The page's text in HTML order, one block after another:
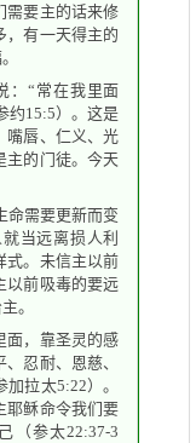
需要主的话来修
，有一天得主的
：“常在我里面
约15:5）。这是
嘴唇、仁义、光
主的门徒。今天
命需要更新而变
当远离损人利
式。未信主以前
以前吸毒的要远
。
面，靠圣灵的感
忍耐、恩慈、
拉太5:22）。
耶稣命令我们要
（参太22:37-3